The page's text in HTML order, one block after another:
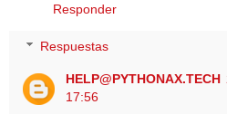
Responder
Respuestas
HELP@PYTHONAX.TECH
17:56